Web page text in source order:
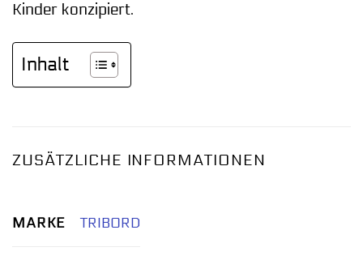
Kinder konzipiert.
Inhalt
ZUSÄTZLICHE INFORMATIONEN
MARKE TRIBORD